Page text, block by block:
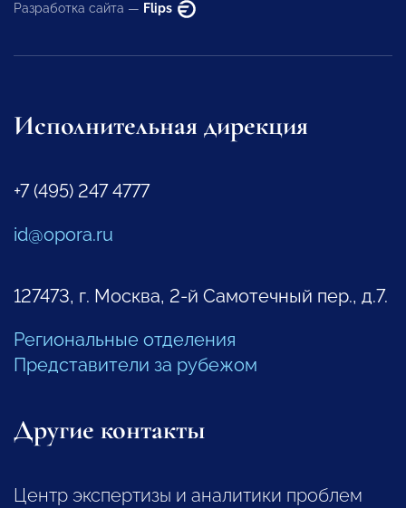
Разработка сайта — Flips
Исполнительная дирекция
+7 (495) 247 4777
id@opora.ru
127473, г. Москва, 2-й Самотечный пер., д.7.
Региональные отделения
Представители за рубежом
Другие контакты
Центр экспертизы и аналитики проблем